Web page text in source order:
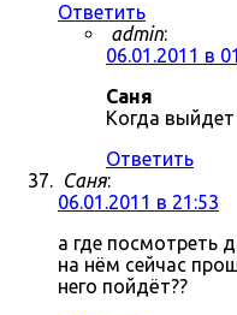
Ответить
admin:
06.01.2011 в
Саня
Когда
Ответить
Саня:
06.01.2011 в 21:53
а где посмотреть
на нём сейчас
него пойдёт??